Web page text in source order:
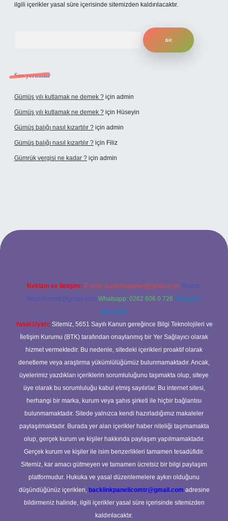
ilgili içerikler yasal süre içerisinde sitemizden kaldırılacaktır.
Son yorumlar
Gümüş yılı kutlamak ne demek ? için admin
Gümüş yılı kutlamak ne demek ? için Hüseyin
Gümüş balığı nasıl kızartılır ? için admin
Gümüş balığı nasıl kızartılır ? için Filiz
Gümrük vergisi ne kadar ? için admin
giriş adresi
Reklam ve İletişim: E-mail: backlinkpaneli@gmail.com Teams:
forumhizmeti@gmail.com Whatsapp: 0262 606 0 726 Telegram:
@karabul
Yasal Uyarı: Sitemiz, 5651 Sayılı Kanun gereğince Bilgi Teknolojileri ve
İletişim Kurumu (BTK) tarafından onaylanmış bir Yer Sağlayıcı olarak
hizmet vermektedir. Bu nedenle, sitedeki içerikleri proaktif olarak
denetleme veya araştırma yükümlülüğümüz bulunmamaktadır. Ancak,
üyelerimiz yazdıkları içeriklerin sorumluluğunu taşımakta olup, siteye
üye olarak bu sorumluluğu kabul etmiş sayılırlar. Bu internet sitesi,
herhangi bir marka, kurum veya şahıs şirketi ile hiçbir bağlantısı
bulunmamaktadır. Sitede yalnızca kendi hazırladığımız makaleler
paylaşılmaktadır. Burada yer alan içerikler haber niteliği taşımamakta
olup, gerçek kurum ve kişiler hakkında paylaşım yapılmamaktadır.
Gerçek kurum ve kişiler ile isim benzerlikleri tamamen tesadüfidir.
Sitemiz, kar amacı gütmeyen ve tamamen ücretsiz bir bilgi paylaşım
platformudur. Hukuka ve yasal düzenlemelere aykırı olduğunu
düşündüğünüz içerikleri, backlinkpanelicomtr@gmail.com adresine
bildirmeniz halinde, ilgili içerikler yasal süre içerisinde sitemizden
kaldırılacaktır.